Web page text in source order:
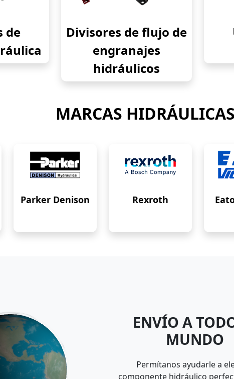
de
Divisores de flujo de
engranajes
hidráulicos
MARCAS
Parker Denison Rexroth
ENVÍO A
MUNDO
Permítanos ayudarle a
componente hidráulico